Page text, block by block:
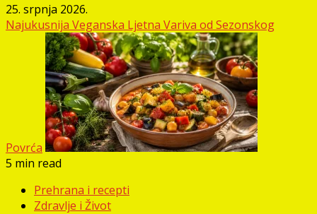
25. srpnja 2026.
Najukusnija Veganska Ljetna Variva od Sezonskog
Povrća
5 min read
Prehrana i recepti
Zdravlje i Život